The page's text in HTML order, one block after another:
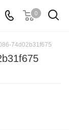
0
74d02b31f675